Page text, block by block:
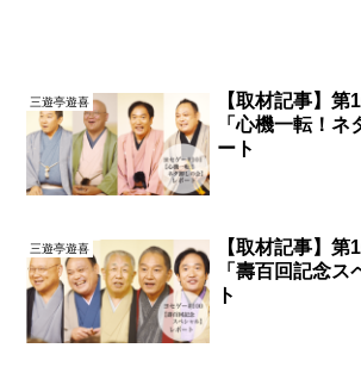
三遊亭遊喜
【取材記事】
「心機一転！
ート
三遊亭遊喜
【取材記事】
「壽百回記念
ト